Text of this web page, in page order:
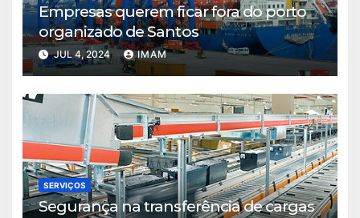
Empresas querem ficar fora do porto
organizado de Santos
JUL 4, 2024 IMAM
SERVIÇOS
Segurança na transferência de cargas